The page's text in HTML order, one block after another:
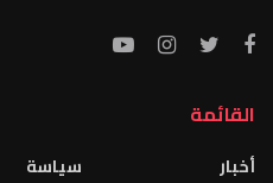
القائمة
أخبار
سياسة